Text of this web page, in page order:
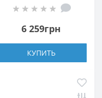
акриловый + ножки,
6 259грн
КУПИТЬ